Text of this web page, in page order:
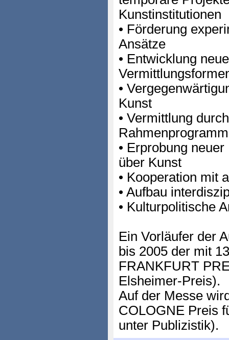
Kunstinstitutionen
• Förderung
Ansätze
• Entwicklung
•
Kunst
• Vermittlung
• Erprobung
über Kunst
• Kooperation mit
• Aufbau
• Kulturpolitische
Ein Vorläufer der
bis 2005 der mit
FRANKFURT
Elsheimer-Preis).
Auf der Messe
COLOGNE Preis
unter Publizistik).